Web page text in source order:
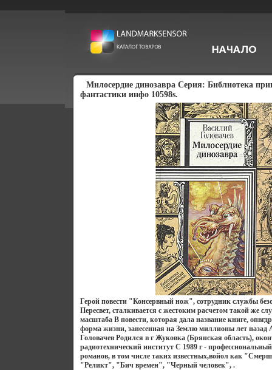
Милосердие динозавра Серия: Библиотека
фантастики инфо 10598s.
Герой повести "Консервный нож", сотрудник службы
Пересвет, сталкивается с жестоким расчетом такой же
масштаба В повести, которая дала название книге,
форма жизни, занесенная на Землю миллионы лет назад
Головачев Родился в г Жуковка (Брянская область),
радиотехнический институт С 1989 г -
романов, в том числе таких известных,войол как
"Реликт", "Бич времен", "Черный человек", .